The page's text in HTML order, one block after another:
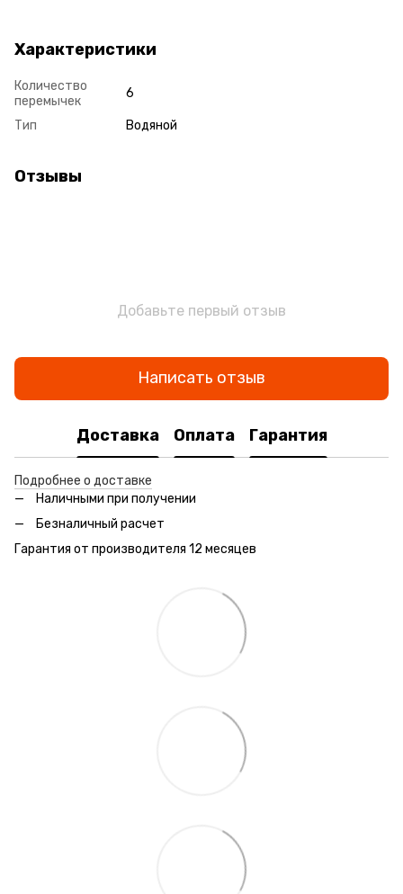
Характеристики
Количество
перемычек
6
Тип Водяной
Отзывы
Добавьте первый отзыв
Написать отзыв
Доставка Оплата Гарантия
Подробнее о доставке
Наличными при получении
Безналичный расчет
Гарантия от производителя 12 месяцев